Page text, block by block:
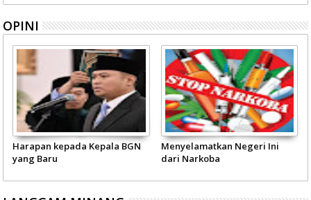
OPINI
Harapan kepada Kepala BGN
yang Baru
Menyelamatkan Negeri Ini
dari Narkoba